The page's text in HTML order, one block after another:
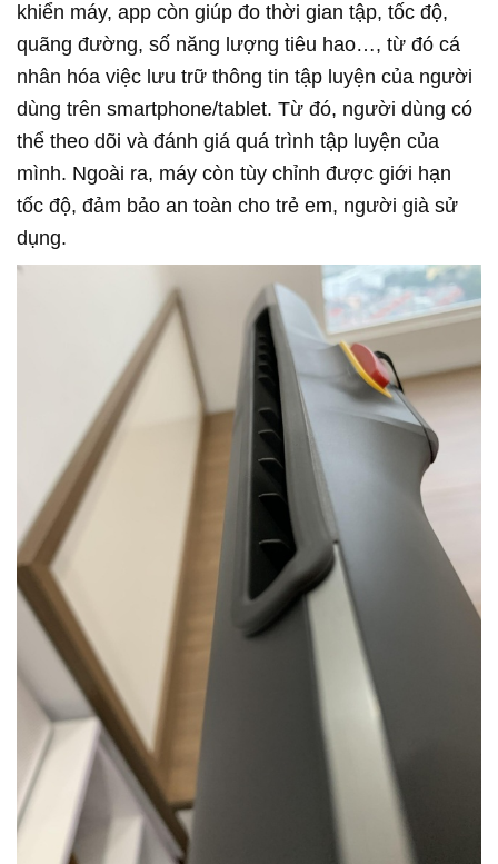
khiển máy, app còn giúp đo thời gian tập, tốc độ,
quãng đường, số năng lượng tiêu hao…, từ đó cá
nhân hóa việc lưu trữ thông tin tập luyện của người
dùng trên smartphone/tablet. Từ đó, người dùng có
thể theo dõi và đánh giá quá trình tập luyện của
mình. Ngoài ra, máy còn tùy chỉnh được giới hạn
tốc độ, đảm bảo an toàn cho trẻ em, người già sử
dụng.